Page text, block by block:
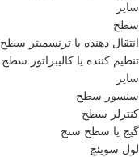
سایر
سطح
انتقال دهنده یا ترنسمیتر سطح
تنظیم کننده یا کالیبراتور سطح
سایر
سنسور سطح
کنترلر سطح
گیج یا سطح سنج
لول سویئچ